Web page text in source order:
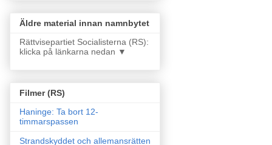
Äldre material innan namnbytet
Rättvisepartiet Socialisterna (RS):
klicka på länkarna nedan ▼
Filmer (RS)
Haninge: Ta bort 12-
timmarspassen
Strandskyddet och allemansrätten